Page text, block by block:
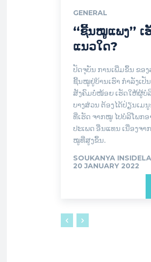
GENERAL
“ຊີ້ນໝູແພງ” ເ
ແນວໃດ?
ປັດຈຸບັນ ການເພີ່ມຂຶ້ນ ຂອງ
ຊີ້ນໝູຢູ່ບ້ານເຮົາ ກຳລັງເປັ
ສັງຄົມບໍ່ໜ້ອຍ ເຮັດໃຫ້ຜູ້ບໍ
ບາງສ່ວນ ຕ້ອງໄດ້ປ່ຽນເມ
ທີ່ເຮັດ ຈາກໝູ ໄປບໍລິໂພກ
ປະເພດ ອື່ນແທນ ເນື່ອງຈາ
ໝູທີ່ສູງຂຶ້ນ.
SOUKANYA
20 JANUARY 2022